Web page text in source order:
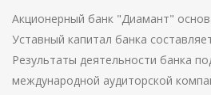
Акционерный банк "Диамант"
Уставный капитал банка
Результаты деятельности банка
международной аудиторской